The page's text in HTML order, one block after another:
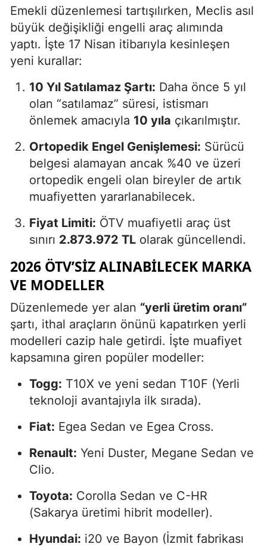
Emekli düzenlemesi tartışılırken, Meclis asıl
büyük değişikliği engelli araç alımında
yaptı. İşte 17 Nisan itibarıyla kesinleşen
yeni kurallar:
10 Yıl Satılamaz Şartı: Daha önce 5 yıl
olan “satılamaz” süresi, istismarı
önlemek amacıyla 10 yıla çıkarılmıştır.
Ortopedik Engel Genişlemesi: Sürücü
belgesi alamayan ancak %40 ve üzeri
ortopedik engeli olan bireyler de artık
muafiyetten yararlanabilecek.
Fiyat Limiti: ÖTV muafiyetli araç üst
sınırı 2.873.972 TL olarak güncellendi.
2026 ÖTV’SIZ ALINABILECEK MARKA
VE MODELLER
Düzenlemede yer alan “yerli üretim oranı”
şartı, ithal araçların önünü kapatırken yerli
modelleri cazip hale getirdi. İşte muafiyet
kapsamına giren popüler modeller:
Togg: T10X ve yeni sedan T10F (Yerli
teknoloji avantajıyla ilk sırada).
Fiat: Egea Sedan ve Egea Cross.
Renault: Yeni Duster, Megane Sedan ve
Clio.
Toyota: Corolla Sedan ve C-HR
(Sakarya üretimi hibrit modeller).
Hyundai: i20 ve Bayon (İzmit fabrikası